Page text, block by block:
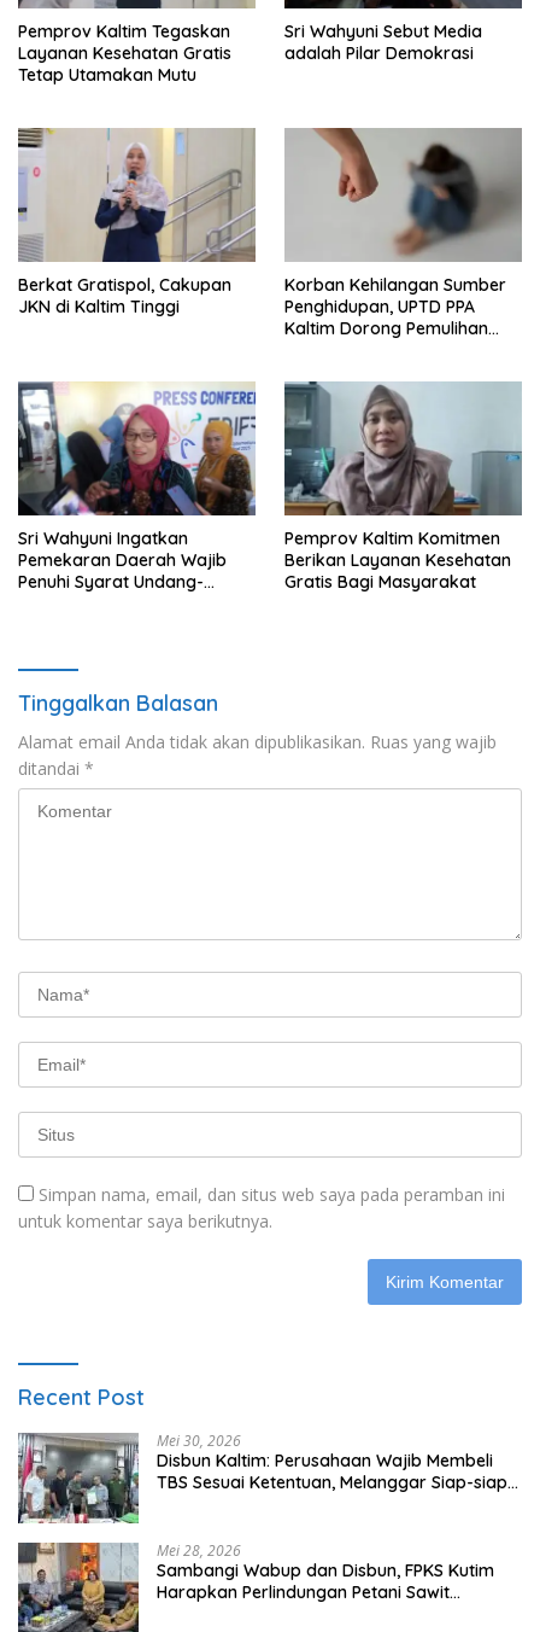
Pemprov Kaltim Tegaskan
Layanan Kesehatan Gratis
Tetap Utamakan Mutu
Sri Wahyuni Sebut Media
adalah Pilar Demokrasi
Berkat Gratispol, Cakupan
JKN di Kaltim Tinggi
Korban Kehilangan Sumber
Penghidupan, UPTD PPA
Kaltim Dorong Pemulihan
Sri Wahyuni Ingatkan
Pemekaran Daerah Wajib
Penuhi Syarat Undang-
Pemprov Kaltim Komitmen
Berikan Layanan Kesehatan
Gratis Bagi Masyarakat
Tinggalkan Balasan
Alamat email Anda tidak akan dipublikasikan. Ruas yang wajib
ditandai *
Simpan nama, email, dan situs web saya pada peramban ini
untuk komentar saya berikutnya.
Recent Post
Mei 30, 2026
Disbun Kaltim: Perusahaan Wajib Membeli
TBS Sesuai Ketentuan, Melanggar Siap-siap
Mei 28, 2026
Sambangi Wabup dan Disbun, FPKS Kutim
Harapkan Perlindungan Petani Sawit